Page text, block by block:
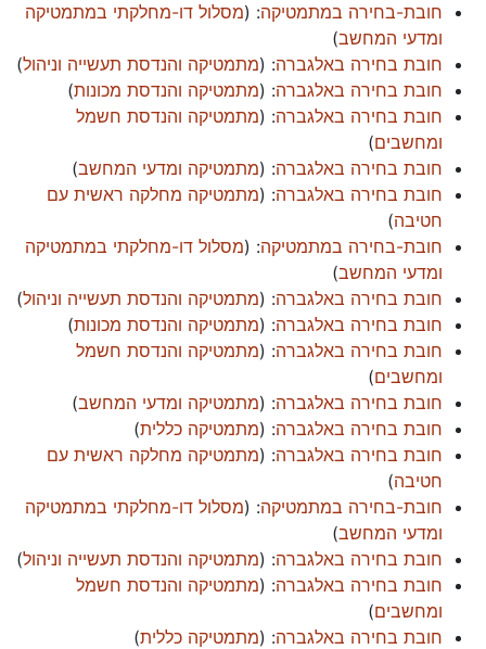
חובת-בחירה במתמטיקה: (מסלול דו-מחלקתי במתמטיקה
ומדעי המחשב)
חובת בחירה באלגברה: (מתמטיקה והנדסת תעשייה וניהול)
חובת בחירה באלגברה: (מתמטיקה והנדסת מכונות)
חובת בחירה באלגברה: (מתמטיקה והנדסת חשמל
ומחשבים)
חובת בחירה באלגברה: (מתמטיקה ומדעי המחשב)
חובת בחירה באלגברה: (מתמטיקה מחלקה ראשית עם
חטיבה)
חובת-בחירה במתמטיקה: (מסלול דו-מחלקתי במתמטיקה
ומדעי המחשב)
חובת בחירה באלגברה: (מתמטיקה והנדסת תעשייה וניהול)
חובת בחירה באלגברה: (מתמטיקה והנדסת מכונות)
חובת בחירה באלגברה: (מתמטיקה והנדסת חשמל
ומחשבים)
חובת בחירה באלגברה: (מתמטיקה ומדעי המחשב)
חובת בחירה באלגברה: (מתמטיקה כללית)
חובת בחירה באלגברה: (מתמטיקה מחלקה ראשית עם
חטיבה)
חובת-בחירה במתמטיקה: (מסלול דו-מחלקתי במתמטיקה
ומדעי המחשב)
חובת בחירה באלגברה: (מתמטיקה והנדסת תעשייה וניהול)
חובת בחירה באלגברה: (מתמטיקה והנדסת חשמל
ומחשבים)
חובת בחירה באלגברה: (מתמטיקה כללית)